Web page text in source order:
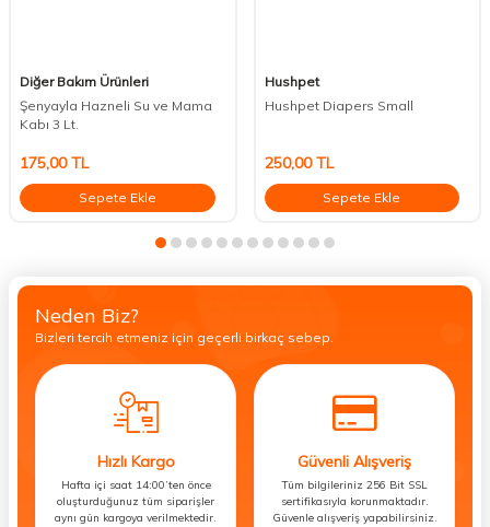
Diğer Bakım Ürünleri
Şenyayla Hazneli Su ve Mama
Kabı 3 Lt.
175,00TL
Sepete Ekle
Hushpet
Hushpet Diapers Small
250,00TL
Sepete Ekle
Neden Biz?
Bizleri tercih etmeniz için geçerli birkaç sebep.
Hızlı Kargo
Hafta içi saat 14:00’ten önce
oluşturduğunuz tüm siparişler
aynı gün kargoya verilmektedir.
Güvenli Alışveriş
Tüm bilgileriniz 256 Bit SSL
sertifikasıyla korunmaktadır.
Güvenle alışveriş yapabilirsiniz.